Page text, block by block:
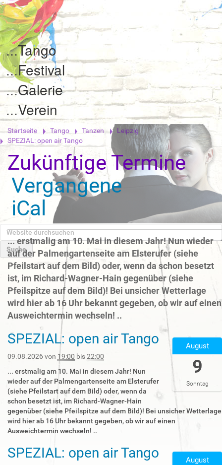
Tango
Festival
Galerie
Verein
Startseite Tango Tanzen
Leipzig
SPEZIAL: open air Tango
Zukünftige Termine
Vergangene
iCal
... erstmalig am 10. Mai in diesem Jahr! Nun wieder
auf der Palmengartenseite am Elsterufer (siehe
Pfeilstart auf dem Bild) oder, wenn da schon besetzt
ist, im Richard-Wagner-Hain gegenüber (siehe
Pfeilspitze auf dem Bild)! Bei unsicher Wetterlage
wird hier ab 16 Uhr bekannt gegeben, ob wir auf einen
Ausweichtermin wechseln! ..
2
0
2
-
0
8
-
0
9
T
9
August
9
Sonntag
SPEZIAL: open air Tango
09.08.2026 von 19:00 bis22:00
... erstmalig am 10. Mai in diesem Jahr! Nun
wieder auf der Palmengartenseite am Elsterufer
(siehe Pfeilstart auf dem Bild) oder, wenn da
schon besetzt ist, im Richard-Wagner-Hain
gegenüber (siehe Pfeilspitze auf dem Bild)! Bei unsicher Wetterlage
wird hier ab 16 Uhr bekannt gegeben, ob wir auf einen
Ausweichtermin wechseln! ..
2
0
August
SPEZIAL: open air Tango